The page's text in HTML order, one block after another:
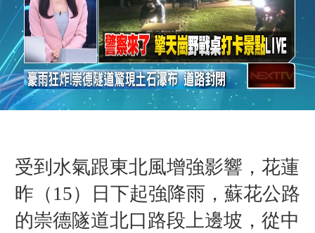
受到水氣跟東北風增強影響，花蓮
昨（15）日下起強降雨，蘇花公路
的崇德隧道北口路段上邊坡，從中